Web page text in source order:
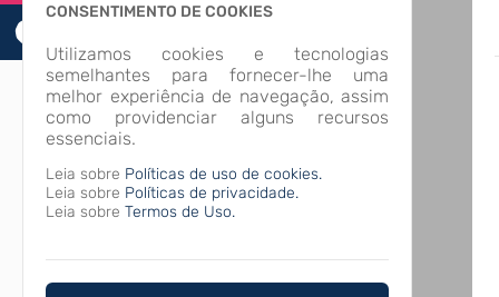
CONSENTIMENTO DE COOKIES
Utilizamos cookies e tecnologias
semelhantes para fornecer-lhe uma
melhor experiência de navegação, assim
como providenciar alguns recursos
essenciais.
Leia sobre Políticas de uso de cookies.
Leia sobre Políticas de privacidade.
Leia sobre Termos de Uso.